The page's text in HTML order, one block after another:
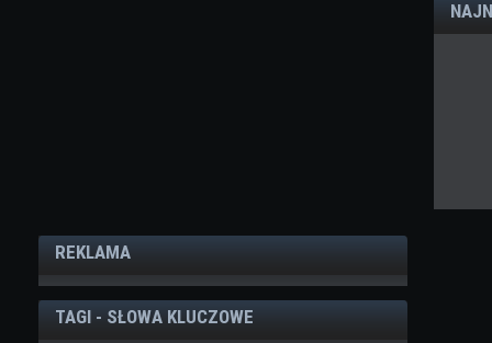
REKLAMA
TAGI - SŁOWA KLUCZOWE